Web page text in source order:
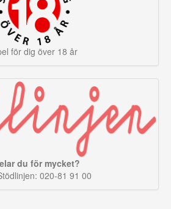
för dig över 18 år
du för mycket?
020-81 91 00